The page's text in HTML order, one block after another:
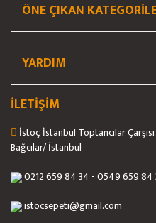
ÖNE ÇIKAN
YARDIM
İLETİŞİM
İstoç İstanbul Toptancılar
Bağcılar/ İstanbul
0212 659 84 34 - 0549 659 84
istocsepeti@gmail.com